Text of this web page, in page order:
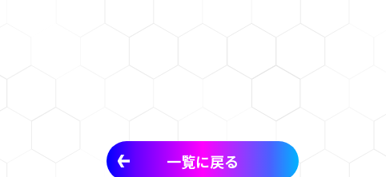
一覧に戻る